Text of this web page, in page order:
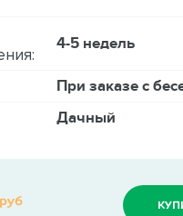
4-5 недель
При заказе с
Дачный
руб